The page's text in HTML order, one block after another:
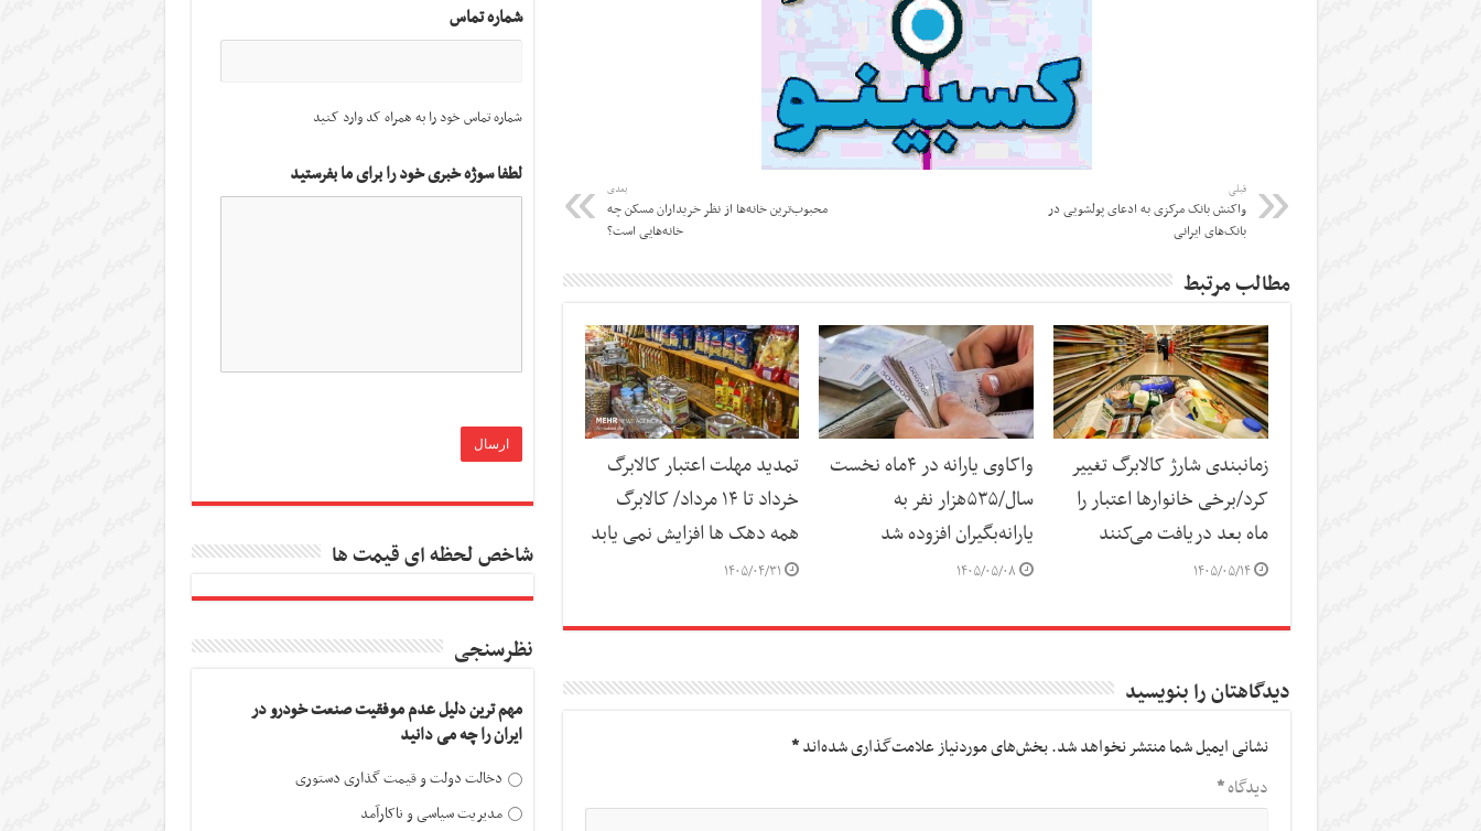
قبلی
واکنش بانک مرکزی به ادعای پولشویی در
بانک‌های ایرانی
بعدی
محبوب‌ترین خانه‌ها از نظر خریداران مسکن چه
خانه‌هایی است؟
مطالب مرتبط
زمانبندی شارژ کالابرگ تغییر
کرد/برخی خانوارها اعتبار را
ماه بعد دریافت می‌کنند
۱۴۰۵/۰۵/۱۴
واکاوی یارانه در ۴ماه نخست
سال/۵۳۵هزار نفر به
یارانه‌بگیران افزوده شد
۱۴۰۵/۰۵/۰۸
تمدید مهلت اعتبار کالابرگ
خرداد تا ۱۴ مرداد/ کالابرگ
همه دهک ها افزایش نمی یابد
۱۴۰۵/۰۴/۳۱
دیدگاهتان را بنویسید
نشانی ایمیل شما منتشر نخواهد شد.بخش‌های موردنیاز علامت‌گذاری شده‌اند*
دیدگاه*
شماره تماس
شماره تماس خود را به همراه کد وارد کنید
لطفا سوژه خبری خود را برای ما بفرستید
شاخص لحظه ای قیمت ها
نظرسنجی
مهم ترین دلیل عدم موفقیت صنعت خودرو در
ایران را چه می دانید
دخالت دولت و قیمت گذاری دستوری
مدیریت سیاسی و ناکارآمد